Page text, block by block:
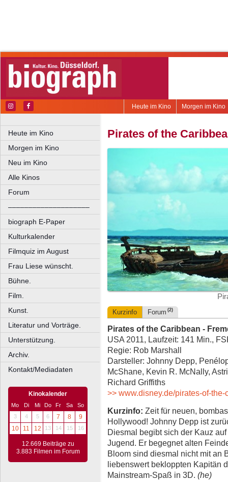
Morgen im Kino
Heute im Kino
Heute im Kino
Morgen im Kino
Neu im Kino
Alle Kinos
Forum
––––––––––––––––––––
biograph E-Paper
Kulturkalender
Filmquiz im August
Frau Liese wünscht.
Bühne.
Film.
Kunst.
Literatur und Vorträge.
Unterstützung.
Archiv.
Kontakt/Mediadaten
Kinokalender
Mo Di Mi Do Fr Sa
So
3
4 5 6 7 8
9
10
11 12 13 14 15 16
12.669 Beiträge zu
3.883 Filmen im Forum
Pirates of the
Kurzinfo Forum (2)
Pirates of the Caribbean -
USA 2011, Laufzeit: 141 Min.,
Regie: Rob Marshall
Darsteller: Johnny Depp,
McShane, Kevin R. McNally,
Richard Griffiths
>> www.disney.de/pirates-of-the-
Kurzinfo: Zeit für neuen,
Hollywood! Johnny Depp ist
Diesmal begibt sich der Kauz
Jugend. Er begegnet alten
Bloom sind diesmal nicht mit an
liebenswert bekloppten Kapitän
Mainstream-Spaß in 3D. (he)